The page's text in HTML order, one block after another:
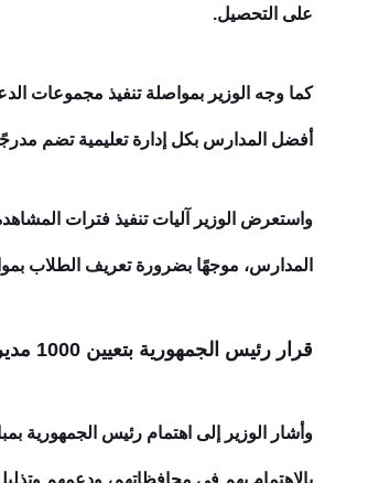
على التحصيل.
كما وجه الوزير بمواصلة تنفيذ مجموعات
أفضل المدارس بكل إدارة تعليمية تضم
واستعرض الوزير آليات تنفيذ فترات
المدارس، موجهًا بضرورة تعريف الطلاب
قرار رئيس الجمهورية بتعيين 1000 مدير مدرسة
بالاهتمام بهم في محافظاتهم، ودعمهم